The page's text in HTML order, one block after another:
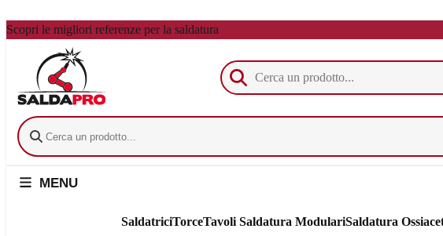
Scopri le migliori referenze per la saldatura
MENU
SaldatriciTorceTavoli Saldatura ModulariSaldatura